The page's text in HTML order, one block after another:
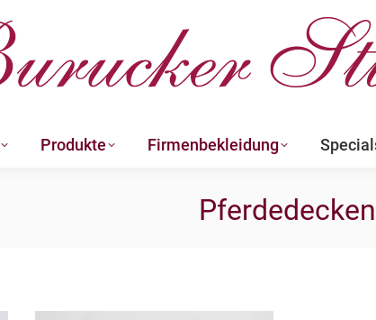
Produkte Firmenbekleidung
Pferdedecken
Firmenbekleidung Specials